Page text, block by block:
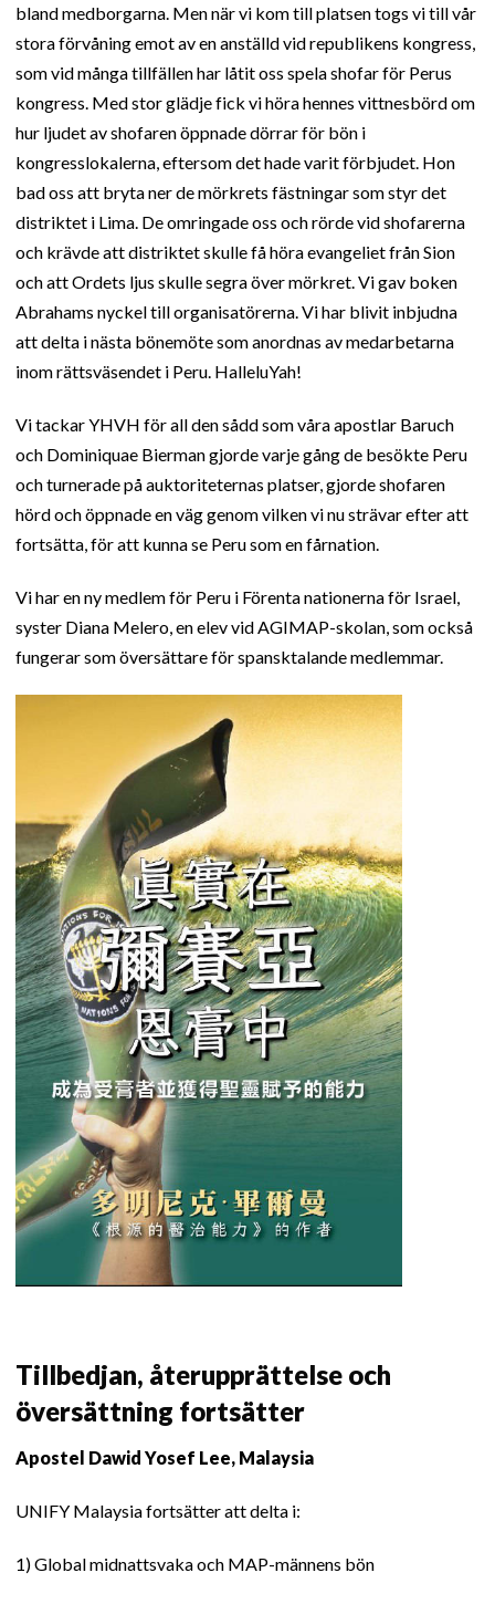
bland medborgarna. Men när vi kom till platsen togs vi till vår
stora förvåning emot av en anställd vid republikens kongress,
som vid många tillfällen har låtit oss spela shofar för Perus
kongress. Med stor glädje fick vi höra hennes vittnesbörd om
hur ljudet av shofaren öppnade dörrar för bön i
kongresslokalerna, eftersom det hade varit förbjudet. Hon
bad oss att bryta ner de mörkrets fästningar som styr det
distriktet i Lima. De omringade oss och rörde vid shofarerna
och krävde att distriktet skulle få höra evangeliet från Sion
och att Ordets ljus skulle segra över mörkret. Vi gav boken
Abrahams nyckel till organisatörerna. Vi har blivit inbjudna
att delta i nästa bönemöte som anordnas av medarbetarna
inom rättsväsendet i Peru. HalleluYah!
Vi tackar YHVH för all den sådd som våra apostlar Baruch
och Dominiquae Bierman gjorde varje gång de besökte Peru
och turnerade på auktoriteternas platser, gjorde shofaren
hörd och öppnade en väg genom vilken vi nu strävar efter att
fortsätta, för att kunna se Peru som en fårnation.
Vi har en ny medlem för Peru i Förenta nationerna för Israel,
syster Diana Melero, en elev vid AGIMAP-skolan, som också
fungerar som översättare för spansktalande medlemmar.
Tillbedjan, återupprättelse och
översättning fortsätter
Apostel Dawid Yosef Lee, Malaysia
UNIFY Malaysia fortsätter att delta i:
1) Global midnattsvaka och MAP-männens bön